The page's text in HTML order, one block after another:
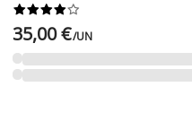






35,00 €/UN